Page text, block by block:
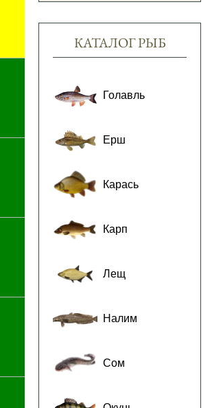
КАТАЛОГ РЫБ
Голавль
Ерш
Карась
Карп
Лещ
Налим
Сом